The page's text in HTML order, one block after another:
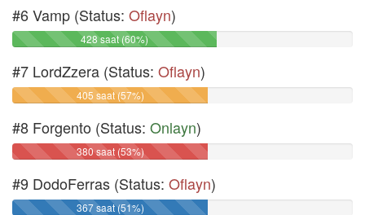
#6 Vamp (Status: Oflayn)
428 saat (60%)
#7 LordZzera (Status: Oflayn)
405 saat (57%)
#8 Forgento (Status: Onlayn)
380 saat (53%)
#9 DodoFerras (Status: Oflayn)
367 saat (51%)